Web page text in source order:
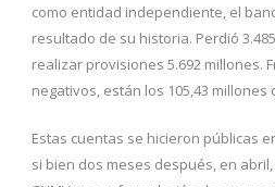
como entidad independiente, el
resultado de su historia. Perdió
realizar provisiones 5.692 millones.
negativos, están los 105,43 millones
Estas cuentas se hicieron públicas
si bien dos meses después, en